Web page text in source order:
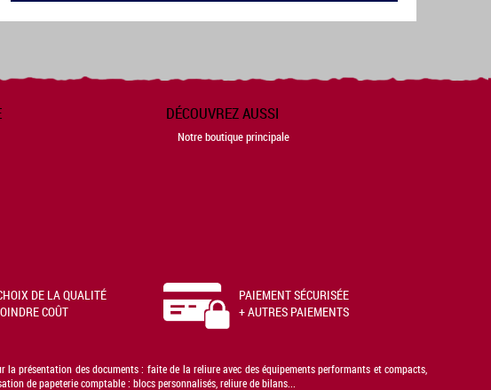
DÉCOUVREZ AUSSI
Notre boutique principale
DE LA QUALITÉ
COÛT
PAIEMENT SÉCURISÉE
+ AUTRES PAIEMENTS
présentation des documents : faite de la reliure avec des équipements performants et compacts,
de papeterie comptable : blocs personnalisés, reliure de bilans...